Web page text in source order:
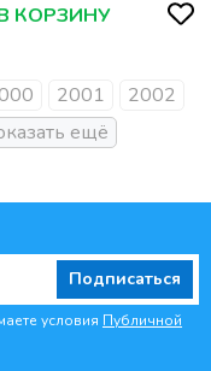
КОРЗИНУ
2001
2002
Подписаться
условия Публичной